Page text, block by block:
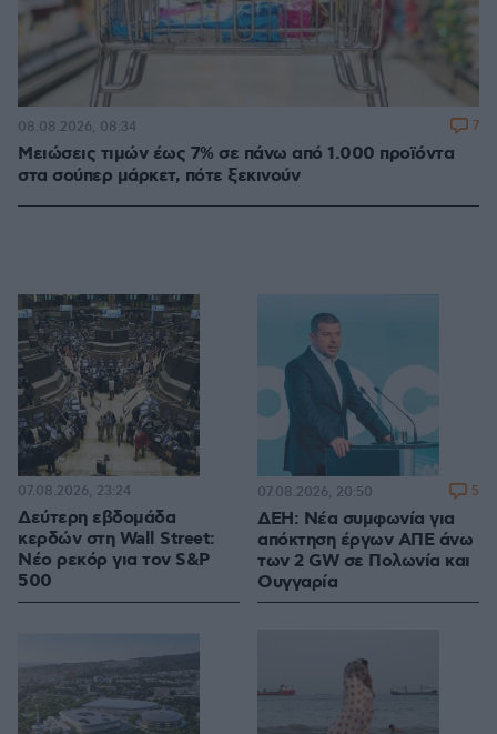
Μειώσεις τιμών έως 7% σε πάνω από 1.000 προϊόντα
στα σούπερ μάρκετ, πότε ξεκινούν
08.08.2026, 08:34 7
Δεύτερη εβδομάδα
κερδών στη Wall Street:
Νέο ρεκόρ για τον S&P
500
07.08.2026, 23:24
ΔΕΗ: Νέα συμφωνία για
απόκτηση έργων ΑΠΕ άνω
των 2 GW σε Πολωνία και
Ουγγαρία
07.08.2026, 20:50 5